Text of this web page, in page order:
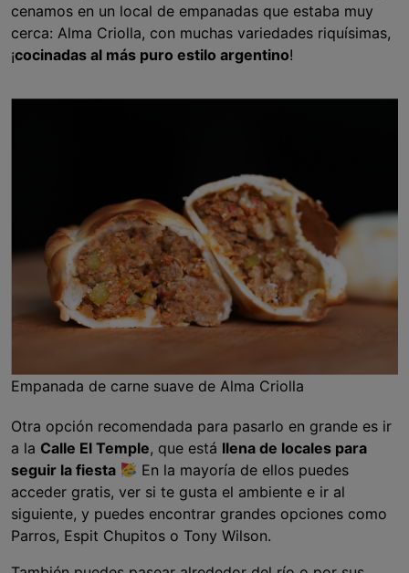
cenamos en un local de empanadas que estaba muy
cerca: Alma Criolla, con muchas variedades riquísimas,
¡cocinadas al más puro estilo argentino!
Empanada de carne suave de Alma Criolla
Otra opción recomendada para pasarlo en grande es ir
a la Calle El Temple, que está llena de locales para
seguir la fiesta
En la mayoría de ellos puedes
acceder gratis, ver si te gusta el ambiente e ir al
siguiente, y puedes encontrar grandes opciones como
Parros, Espit Chupitos o Tony Wilson.